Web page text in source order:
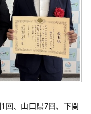
回、山口県7回、下関